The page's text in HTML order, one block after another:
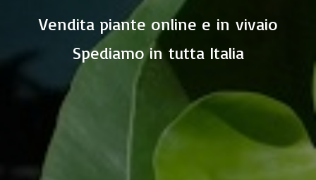
Vendita piante online e in vivaio
Spediamo in tutta Italia